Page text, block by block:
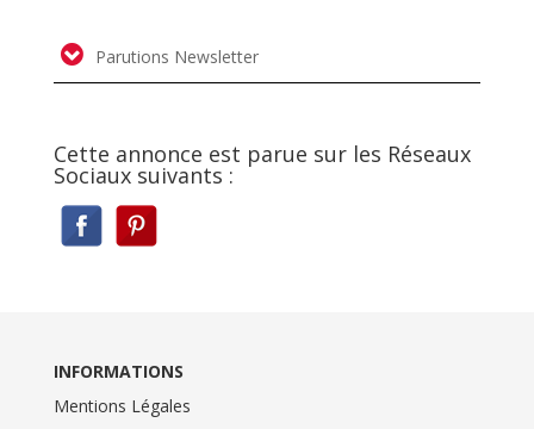
Parutions Newsletter
Cette annonce est parue sur les Réseaux
Sociaux suivants :
INFORMATIONS
Mentions Légales